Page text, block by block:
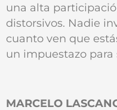
una alta
distorsivos. Nadie
cuanto ven que
un impuestazo para
MARCELO